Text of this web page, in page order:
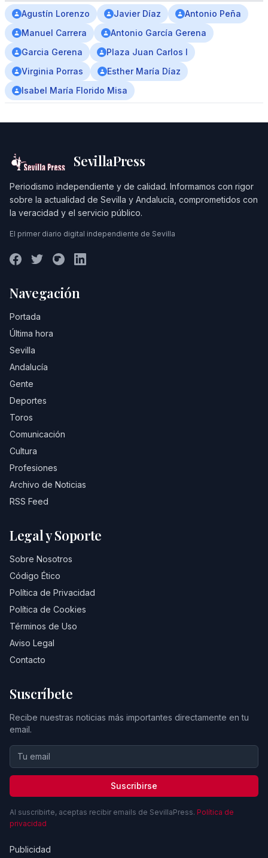
Agustín Lorenzo Javier Díaz
Antonio Peña
Manuel Carrera
Antonio García Gerena
Garcia Gerena
Plaza Juan Carlos I
Virginia Porras
Esther María Díaz
Isabel María Florido Misa
SevillaPress
Periodismo independiente y de calidad. Informamos con rigor
sobre la actualidad de Sevilla y Andalucía, comprometidos con
la veracidad y el servicio público.
El primer diario digital independiente de Sevilla
Navegación
Portada
Última hora
Sevilla
Andalucía
Gente
Deportes
Toros
Comunicación
Cultura
Profesiones
Archivo de Noticias
RSS Feed
Legal y Soporte
Sobre Nosotros
Código Ético
Política de Privacidad
Política de Cookies
Términos de Uso
Aviso Legal
Contacto
Suscríbete
Recibe nuestras noticias más importantes directamente en tu
email.
Suscribirse
Al suscribirte, aceptas recibir emails de SevillaPress. Política de
privacidad
Publicidad